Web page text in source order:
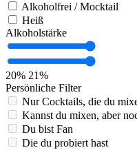
Alkoholfrei / Mocktail
Heiß
Alkoholstärke
20% 21%
Persönliche Filter
Nur Cocktails, die du
Kannst du mixen, aber
Du bist Fan
Die du probiert hast